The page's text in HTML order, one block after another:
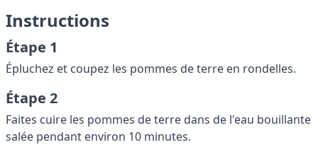
Instructions
Étape 1
Épluchez et coupez les pommes de terre en rondelles.
Étape 2
Faites cuire les pommes de terre dans de l'eau bouillante
salée pendant environ 10 minutes.